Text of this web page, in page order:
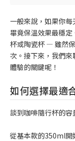
一般來說，如果你每
畢竟保溫效果最穩
杯或陶瓷杯 — 雖然
次。接下來，我們
體驗的關鍵呢！
如何選擇最適
談到咖啡隨行杯的容
從基本款的350ml開